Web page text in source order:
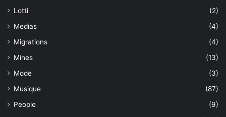
Lotti
(2)
Medias
(4)
Migrations
(4)
Mines
(13)
Mode
(3)
Musique
(87)
People
(9)